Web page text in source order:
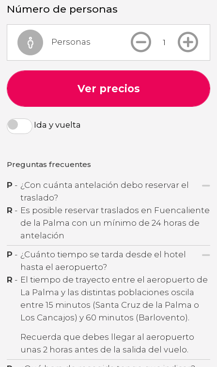
Número de personas
Personas
Ver precios
Ida y vuelta
Preguntas frecuentes
P - ¿Con cuánta antelación debo reservar el
traslado?
R - Es posible reservar traslados en Fuencaliente
de la Palma con un mínimo de 24 horas de
antelación
P - ¿Cuánto tiempo se tarda desde el hotel
hasta el aeropuerto?
R - El tiempo de trayecto entre el aeropuerto de
La Palma y las distintas poblaciones oscila
entre 15 minutos (Santa Cruz de la Palma o
Los Cancajos) y 60 minutos (Barlovento).
Recuerda que debes llegar al aeropuerto
unas 2 horas antes de la salida del vuelo.